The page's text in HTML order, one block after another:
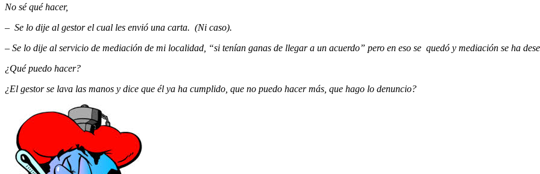
No sé qué hacer,
– Se lo dije al gestor el cual les envió una carta. (Ni caso).
– Se lo dije al servicio de mediación de mi localidad, “si tenían ganas de llegar a un acuerdo” pero en eso se quedó y mediación se ha
¿Qué puedo hacer?
¿El gestor se lava las manos y dice que él ya ha cumplido, que no puedo hacer más, que hago lo denuncio?